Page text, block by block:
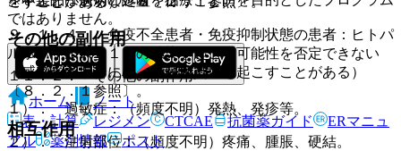
９．１．４． 免疫不全患者・免疫抑制状態の患者：ヒトパ
ルボウイルスＢ１９の感染を起こす可能性を否定できない
（感染した場合には、持続性貧血を起こすことがある）
〔８．２．１参照〕。
相互作用
その他の副作用
１１．２． その他の副作用
１）． 過敏症：（頻度不明）発熱、発疹等。
２）． 注射部位：（頻度不明）疼痛、腫脹、硬結。
ではありません。
ホーム
ノート
表・計算
レジメン CTCAE 抗菌薬ガイド
ERマニュ
アル
薬剤情報 ポスト